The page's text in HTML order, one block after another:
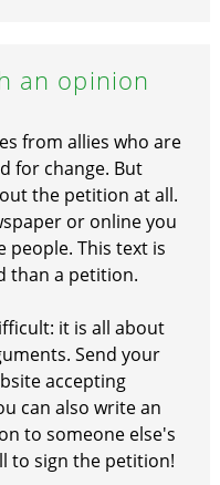
an opinion
from allies who are
for change. But
the petition at all.
or online you
people. This text is
than a petition.
it is all about
Send your
accepting
can also write an
to someone else's
to sign the petition!